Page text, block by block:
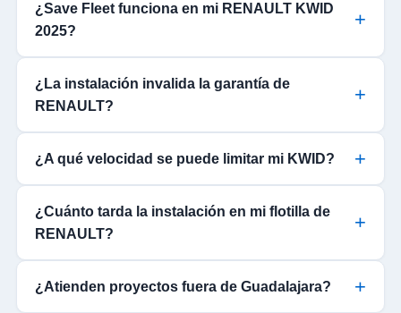
¿Save Fleet funciona en mi RENAULT KWID
2025?
¿La instalación invalida la garantía de
RENAULT?
¿A qué velocidad se puede limitar mi KWID?
¿Cuánto tarda la instalación en mi flotilla de
RENAULT?
¿Atienden proyectos fuera de Guadalajara?